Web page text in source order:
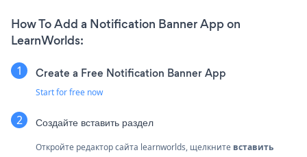
How To Add a Notification Banner App on
LearnWorlds:
Create a Free Notification Banner App
Start for free now
Создайте вставить раздел
Откройте редактор сайта learnworlds, щелкните вставить